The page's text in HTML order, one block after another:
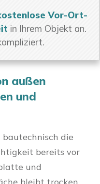
Vor-Ort-
in Ihrem Objekt an.
außen
und
bautechnisch die
bereits vor
und